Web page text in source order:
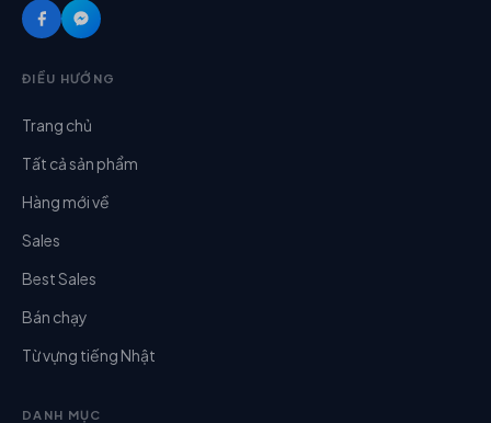
ĐIỀU HƯỚNG
Trang chủ
Tất cả sản phẩm
Hàng mới về
Sales
Best Sales
Bán chạy
Từ vựng tiếng Nhật
DANH MỤC